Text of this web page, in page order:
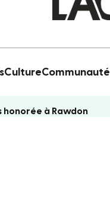
CultureCommunauté
à Rawdon